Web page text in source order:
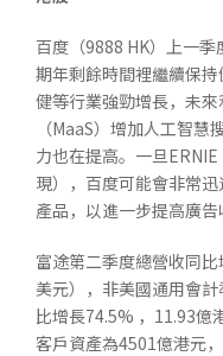
百度（9888 HK）上一
期年剩餘時間裡繼續保
健等行業強勁增長，未
（MaaS）增加人工智
力也在提高。一旦
現），百度可能會非常
產品，以進一步提高廣告
富途第二季度總營收同
美元），非美國通用會
比增長74.5% ，11.93億
客戶資產為4501億港元